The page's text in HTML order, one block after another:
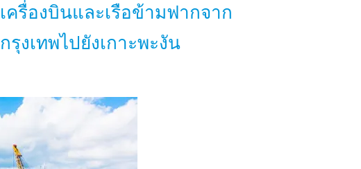
เครื่องบินและเรือข้ามฟากจาก
กรุงเทพไปยังเกาะพะงัน